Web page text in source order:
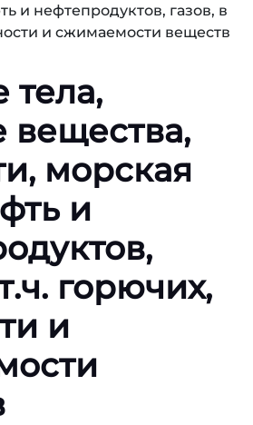
и нефтепродуктов, газов, в
и сжимаемости веществ
тела,
вещества,
морская
и
горючих,
и